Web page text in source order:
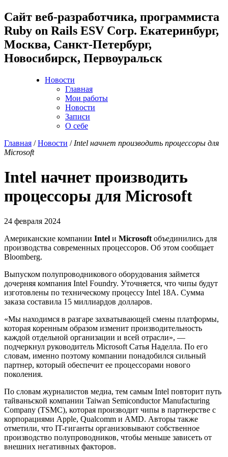
Cайт веб-разработчика, программиста
Ruby on Rails ESV Corp. Екатеринбург,
Москва, Санкт-Петербург,
Новосибирск, Первоуральск
Новости
Главная
Мои работы
Новости
Записи
О себе
Главная /Новости / Intel начнет производить процессоры для
Microsoft
Intel начнет производить
процессоры для Microsoft
24 февраля 2024
Американские компании Intel и Microsoft объединились для
производства современных процессоров. Об этом сообщает
Bloomberg.
Выпуском полупроводникового оборудования займется
дочерняя компания Intel Foundry. Уточняется, что чипы будут
изготовлены по техническому процессу Intel 18A. Сумма
заказа составила 15 миллиардов долларов.
«Мы находимся в разгаре захватывающей смены платформы,
которая коренным образом изменит производительность
каждой отдельной организации и всей отрасли», —
подчеркнул руководитель Microsoft Сатья Наделла. По его
словам, именно поэтому компании понадобился сильный
партнер, который обеспечит ее процессорами нового
поколения.
По словам журналистов медиа, тем самым Intel повторит путь
тайваньской компании Taiwan Semiconductor Manufacturing
Company (TSMC), которая производит чипы в партнерстве с
корпорациями Apple, Qualcomm и AMD. Авторы также
отметили, что IT-гиганты организовывают собственное
производство полупроводников, чтобы меньше зависеть от
внешних негативных факторов.